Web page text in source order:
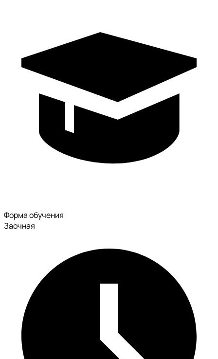
Форма обучения
Заочная